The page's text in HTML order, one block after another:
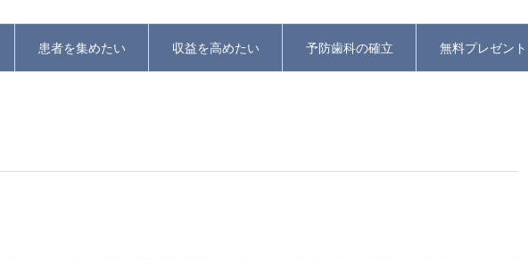
患者を集めたい 収益を高めたい 予防歯科の確立 無料プレゼント